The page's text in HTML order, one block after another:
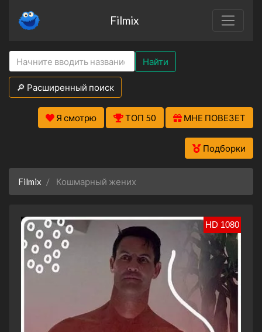
Filmix
Найти
🔎 Расширенный поиск
Я смотрю ТОП 50 МНЕ ПОВЕЗЕТ
Подборки
Filmix Кошмарный жених
HD 1080